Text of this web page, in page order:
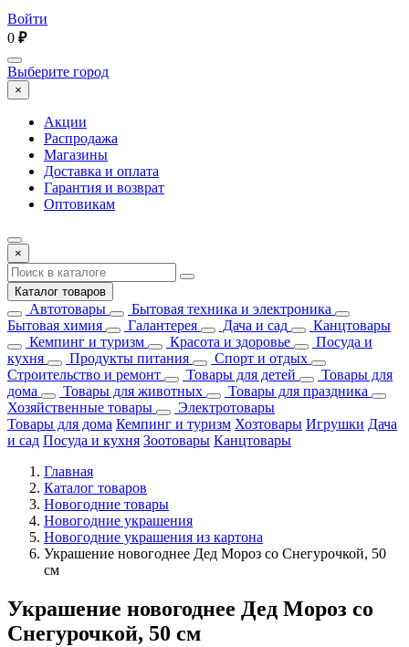
Войти
0 ₽
Выберите город
×
Акции
Распродажа
Магазины
Доставка и оплата
Гарантия и возврат
Оптовикам
×
Каталог товаров
Автотовары
Бытовая техника и электроника
Бытовая химия
Галантерея Дача и сад
Канцтовары
Кемпинг и туризм
Красота и здоровье
Посуда и
кухня
Продукты питания
Спорт и отдых
Строительство и ремонт
Товары для детей
Товары для
дома
Товары для животных
Товары для праздника
Хозяйственные товары
Электротовары
Товары для дома Кемпинг и туризм Хозтовары Игрушки Дача
и сад Посуда и кухня Зоотовары Канцтовары
Главная
Каталог товаров
Новогодние товары
Новогодние украшения
Новогодние украшения из картона
Украшение новогоднее Дед Мороз со Снегурочкой, 50
см
Украшение новогоднее Дед Мороз со
Снегурочкой, 50 см